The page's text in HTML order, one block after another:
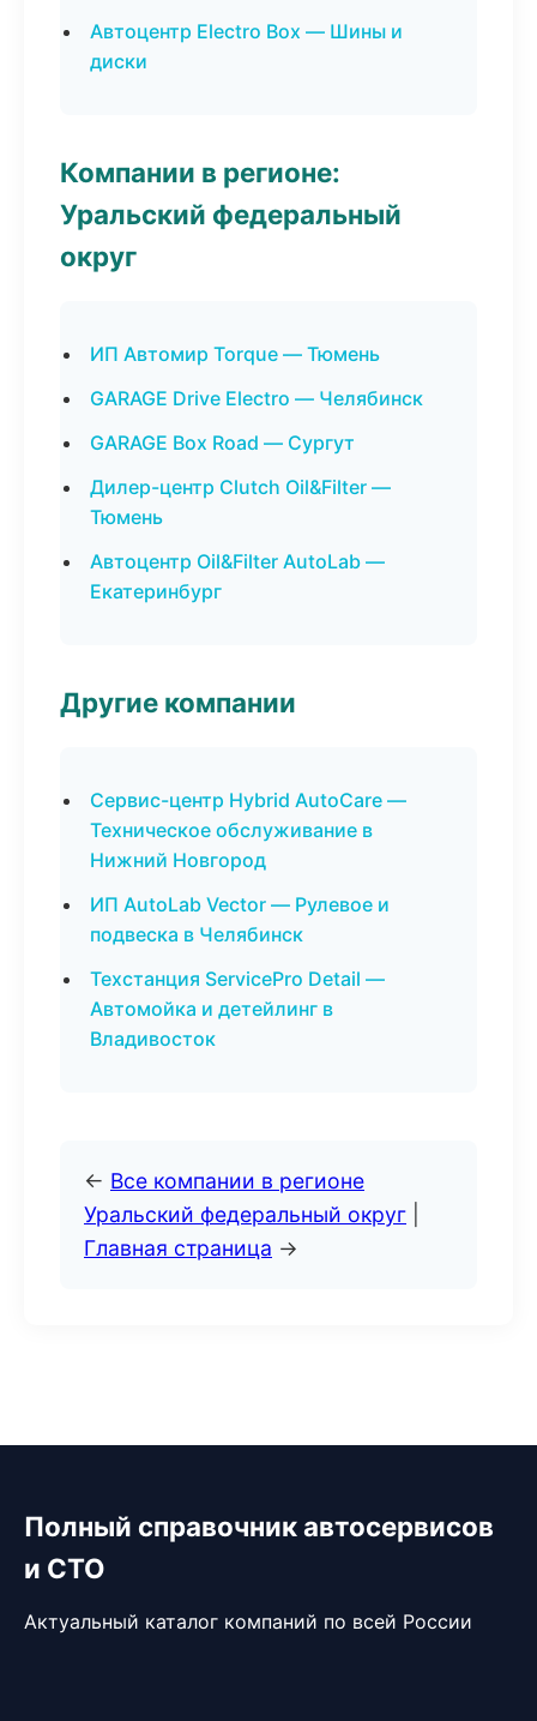
Автоцентр Electro Box — Шины и
диски
Компании в регионе:
Уральский федеральный
округ
ИП Автомир Torque — Тюмень
GARAGE Drive Electro — Челябинск
GARAGE Box Road — Сургут
Дилер-центр Clutch Oil&Filter —
Тюмень
Автоцентр Oil&Filter AutoLab —
Екатеринбург
Другие компании
Сервис-центр Hybrid AutoCare —
Техническое обслуживание в
Нижний Новгород
ИП AutoLab Vector — Рулевое и
подвеска в Челябинск
Техстанция ServicePro Detail —
Автомойка и детейлинг в
Владивосток
← Все компании в регионе
Уральский федеральный округ
Главная страница →
Полный справочник автосервисов
и СТО
Актуальный каталог компаний по всей России